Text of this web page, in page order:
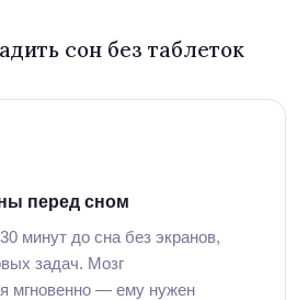
сон без таблеток
перед сном
минут до сна без экранов,
задач. Мозг
мгновенно — ему нужен